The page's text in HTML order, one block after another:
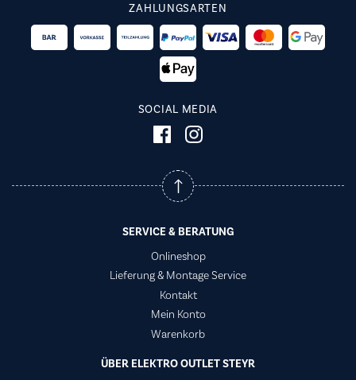
ZAHLUNGSARTEN
SOCIAL MEDIA
SERVICE & BERATUNG
Onlineshop
Lieferung & Montage Service
Kontakt
Mein Konto
Warenkorb
ÜBER ELEKTRO OUTLET STEYR